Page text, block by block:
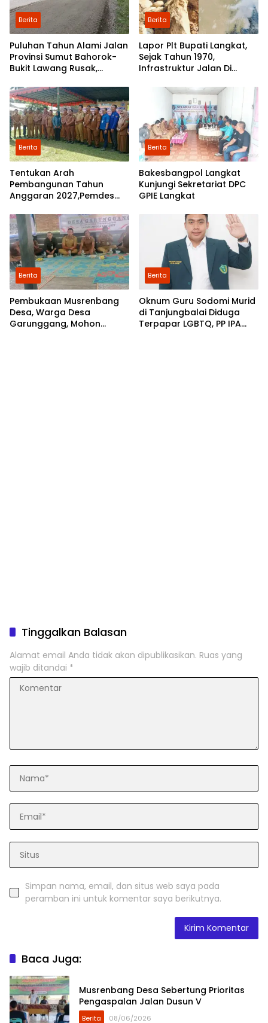
Berita
Puluhan Tahun Alami Jalan
Provinsi Sumut Bahorok-
Bukit Lawang Rusak,
Perbaikan
Berita
Lapor Plt Bupati Langkat,
Sejak Tahun 1970,
Infrastruktur Jalan Di
Diperhatikan Pemerintah
Kabupaten Langkat
Berita
Tentukan Arah
Pembangunan Tahun
Anggaran 2027,Pemdes
Musrenbang
Berita
Bakesbangpol Langkat
Kunjungi Sekretariat DPC
GPIE Langkat
Berita
Pembukaan Musrenbang
Desa, Warga Desa
Garunggang, Mohon
Berita
Oknum Guru Sodomi Murid
di Tanjungbalai Diduga
Terpapar LGBTQ, PP IPA
Tinggalkan Balasan
Alamat email Anda tidak akan dipublikasikan. Ruas yang
wajib ditandai *
Simpan nama, email, dan situs web saya pada
peramban ini untuk komentar saya berikutnya.
Baca Juga:
Musrenbang Desa Sebertung Prioritas
Pengaspalan Jalan Dusun V
Berita 08/06/2026